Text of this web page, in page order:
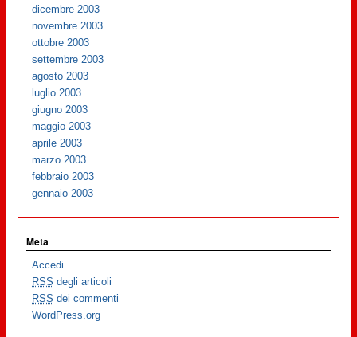
dicembre 2003
novembre 2003
ottobre 2003
settembre 2003
agosto 2003
luglio 2003
giugno 2003
maggio 2003
aprile 2003
marzo 2003
febbraio 2003
gennaio 2003
Meta
Accedi
RSS degli articoli
RSS dei commenti
WordPress.org